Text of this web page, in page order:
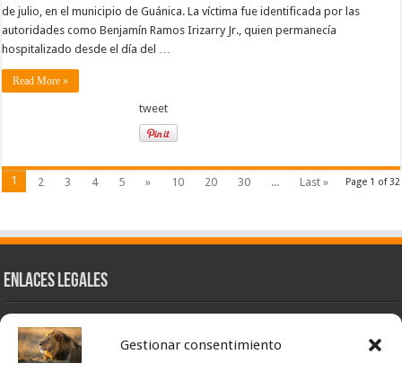
Gestionar consentimiento
de julio, en el municipio de Guánica. La víctima fue identificada por las
autoridades como Benjamín Ramos Irizarry Jr., quien permanecía
hospitalizado desde el día del …
Read More »
tweet
Page 1 of 32
1 2 3 4 5 » 10 20 30 ... Last »
Enlaces Legales
Nuestra Esencia
Pulso Global